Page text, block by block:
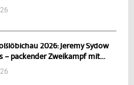
2026: Jeremy Sydow
– packender Zweikampf mit...